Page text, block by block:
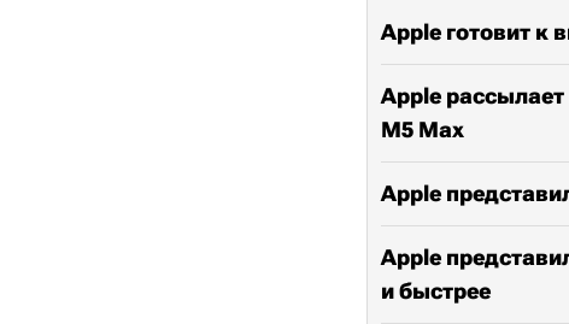
Apple готовит к
Apple
M5 Max
Apple
Apple
и быстрее